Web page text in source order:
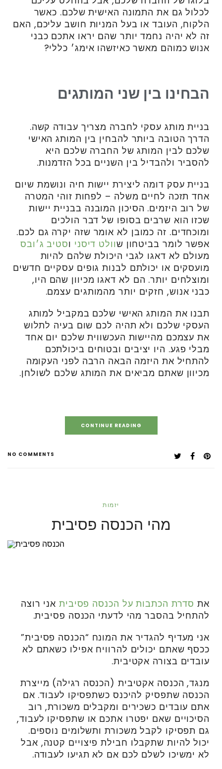
לכלול גם את התמונה האישית שלכם. כאשר
הלקוח, העובד או בעל המניות חושב עליכם, האם
זה לא יהיה נחמד יותר שהם יראו אתכם כבני
אנוש כמוהם מאשר כאיזשהו אימג׳ כללי?
הבחינו בין שני המותגים
בניית מותג עסקי לחברה מצריך עבודה קשה.
הדרך הטובה ביותר להבחין בין המותג האישי
שלכם לבין המותג של החברה שלכם היא
להסביר ולהבדיל בין השניים בכל הזדמנות.
בניית עסק דומה ליצירת יישות חיה ונושמת שיום
אחד תזכה לחיים משלה – לפחות זוהי המטרה
של רוב היזמים. הסיכון המובנה בבניית יישות
שכזו הוא שרבים בסופו של דבר הולכים
ומוכחדים. זה כמובן לא אומר שזה יקרה גם לכם.
אפשר לומר בביטחון שוולט דיסני וסטיב ג׳ובס
מעולם לא דאגו לגבי היכולת שלהם להיות
מועסקים או יכולתם לבנות גופים עסקיים חדשים
ומוצלחים יותר. הם לא דאגו מכיוון שהם היו,
כבני אנוש, חזקים יותר מהמותגים עצמם.
תבנו את המותג האישי שלכם במקביל למותג
העסקי שלכם ולא תהיה לכם שום בעיה לתלוש
את עצמכם מהיישות העכשווית שלכם יום אחד
מבלי פגע. היו יציבים ובטוחים ביכולתכם
להתחיל את היזמה הבאה הרבה לפני העקומה
מכיוון שאתם מביאים את המותג שלכם לשולחן.
CONTINUE READING
NO COMMENTS
יזמות
מהי הכנסה פסיבית
את סדרת הכתבות על הכנסה פסיבית אני רוצה
להתחיל בהסבר מהי לדעתי הכנסה פסיבית.
אני מעדיף להגדיר את המונח “הכנסה פסיבית”
ככסף שאתם יכולים להרוויח אפילו כשאתם לא
עובדים בצורה אקטיבית.
מנגד, הכנסה אקטיבית (הכנסה רגילה) מייצרת
הכנסה שתפסיק להיכנס כשתפסיקו לעבוד. אם
אתם עובדים כשכירים ומקבלים משכורת, רוב
הסיכויים שאם יפטרו אתכם או שתפסיקו לעבוד,
גם תפסיקו לקבל משכורת ותשלומים נוספים.
יכול להיות שתקבלו חבילת פיצויים קטנה, אבל
לא ימשיכו לשלם לכם אם לא תגיעו לעבודה.